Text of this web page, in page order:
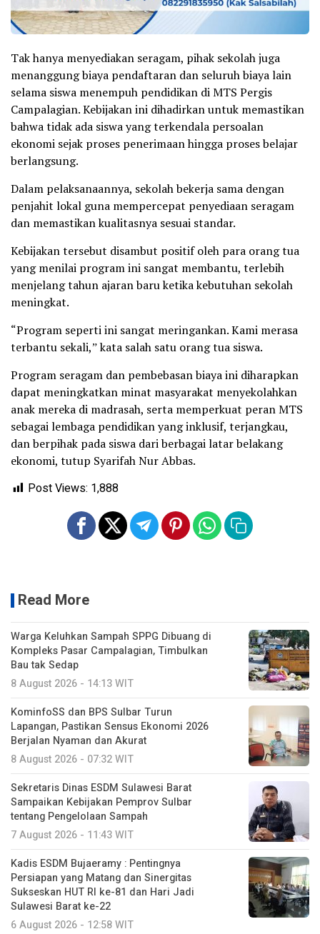
Tak hanya menyediakan seragam, pihak sekolah juga
menanggung biaya pendaftaran dan seluruh biaya lain
selama siswa menempuh pendidikan di MTS Pergis
Campalagian. Kebijakan ini dihadirkan untuk memastikan
bahwa tidak ada siswa yang terkendala persoalan
ekonomi sejak proses penerimaan hingga proses belajar
berlangsung.
Dalam pelaksanaannya, sekolah bekerja sama dengan
penjahit lokal guna mempercepat penyediaan seragam
dan memastikan kualitasnya sesuai standar.
Kebijakan tersebut disambut positif oleh para orang tua
yang menilai program ini sangat membantu, terlebih
menjelang tahun ajaran baru ketika kebutuhan sekolah
meningkat.
“Program seperti ini sangat meringankan. Kami merasa
terbantu sekali,ˮ kata salah satu orang tua siswa.
Program seragam dan pembebasan biaya ini diharapkan
dapat meningkatkan minat masyarakat menyekolahkan
anak mereka di madrasah, serta memperkuat peran MTS
sebagai lembaga pendidikan yang inklusif, terjangkau,
dan berpihak pada siswa dari berbagai latar belakang
ekonomi, tutup Syarifah Nur Abbas.
Post Views: 1,888
Read More
Warga Keluhkan Sampah SPPG Dibuang di
Kompleks Pasar Campalagian, Timbulkan
Bau tak Sedap
8 August 2026 - 14:13 WIT
KominfoSS dan BPS Sulbar Turun
Lapangan, Pastikan Sensus Ekonomi 2026
Berjalan Nyaman dan Akurat
8 August 2026 - 07:32 WIT
Sekretaris Dinas ESDM Sulawesi Barat
Sampaikan Kebijakan Pemprov Sulbar
tentang Pengelolaan Sampah
7 August 2026 - 11:43 WIT
Kadis ESDM Bujaeramy : Pentingnya
Persiapan yang Matang dan Sinergitas
Sukseskan HUT RI ke-81 dan Hari Jadi
Sulawesi Barat ke-22
6 August 2026 - 12:58 WIT